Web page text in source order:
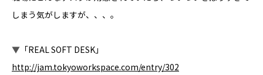
しまう気がしますが、、、。
▼ 「REAL SOFT DESK」
http://jam.tokyoworkspace.com/entry/302